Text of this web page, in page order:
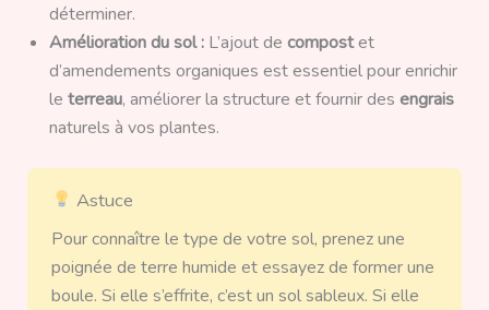
déterminer.
Amélioration du sol :L’ajout de compostet
d’amendements organiques est essentiel pour enrichir
le terreau, améliorer la structure et fournir des engrais
naturels à vos plantes.
Astuce
Pour connaître le type de votre sol, prenez une
poignée de terre humide et essayez de former une
boule. Si elle s’effrite, c’est un sol sableux. Si elle